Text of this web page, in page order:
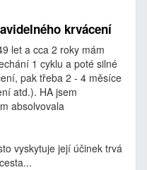
krvácení
let a cca 2 roky mám
1 cyklu a poté silné
pak třeba 2 - 4 měsíce
atd.). HA jsem
absolvovala
vyskytuje její účinek trvá